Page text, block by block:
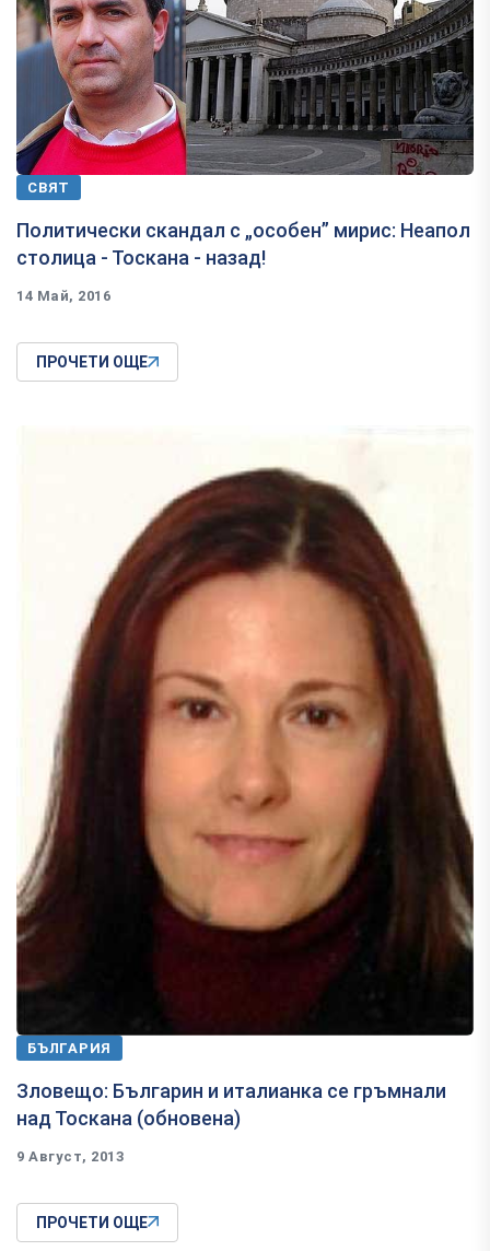
СВЯТ
​Политически скандал с „особен” мирис: Неапол
столица - Тоскана - назад!
14 Май, 2016
ПРОЧЕТИ ОЩЕ
БЪЛГАРИЯ
Зловещо: Българин и италианка се гръмнали
над Тоскана (обновена)
9 Август, 2013
ПРОЧЕТИ ОЩЕ